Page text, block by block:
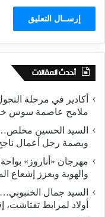
أحدث المقالات
أكادير في مرحلة
ملامح عاصمة سوس
السيد الحسين مخلص…
وبصمة رجل أعمال
مهرجان «أناروز»
والهوية ويعزز إشعاع
السيد جمال
أولاد لمرابط تفتاشت،